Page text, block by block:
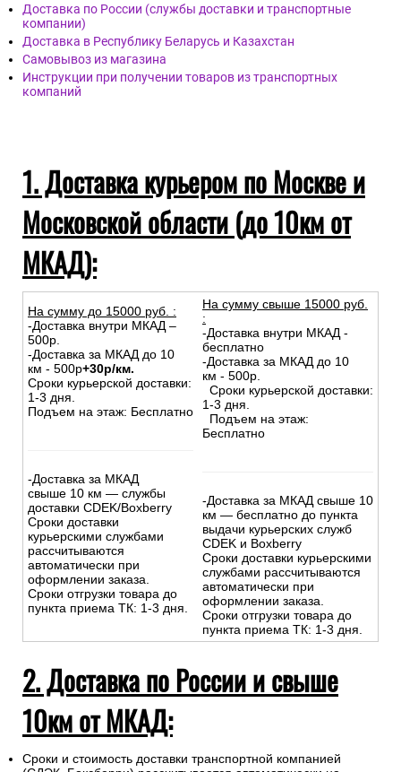
Доставка по России (службы доставки и транспортные
компании)
Доставка в Республику Беларусь и Казахстан
Самовывоз из магазина
Инструкции при получении товаров из транспортных
компаний
1. Доставка курьером по Москве и
Московской области (до 10км от
МКАД):
На сумму до 15000 руб. :
-Доставка внутри МКАД –
500р.
-Доставка за МКАД до 10
км - 500р+30р/км.
Сроки курьерской доставки:
1-3 дня.
Подъем на этаж: Бесплатно
-Доставка за МКАД
свыше 10 км — службы
доставки CDEK/Boxberry
Сроки доставки
курьерскими службами
рассчитываются
автоматически при
оформлении заказа.
Сроки отгрузки товара до
пункта приема ТК: 1-3 дня.
На сумму свыше 15000 руб.
:
-Доставка внутри МКАД -
бесплатно
-Доставка за МКАД до 10
км - 500р.
Сроки курьерской доставки:
1-3 дня.
Подъем на этаж:
Бесплатно
-Доставка за МКАД свыше 10
км — бесплатно до пункта
выдачи курьерских служб
CDEK и Boxberry
Сроки доставки курьерскими
службами рассчитываются
автоматически при
оформлении заказа.
Сроки отгрузки товара до
пункта приема ТК: 1-3 дня.
2. Доставка по России и свыше
10км от МКАД:
Сроки и стоимость доставки транспортной компанией